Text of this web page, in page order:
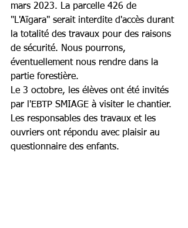
mars 2023. La parcelle 426 de
"L'Aïgara" serait interdite d'accès durant
la totalité des travaux pour des raisons
de sécurité. Nous pourrons,
éventuellement nous rendre dans la
partie forestière.
Le 3 octobre, les élèves ont été invités
par l'EBTP SMIAGE à visiter le chantier.
Les responsables des travaux et les
ouvriers ont répondu avec plaisir au
questionnaire des enfants.